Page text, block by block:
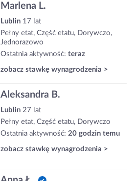
Marlena L.
Lublin 17 lat
Pełny etat, Część etatu, Dorywczo,
Jednorazowo
Ostatnia aktywność: teraz
zobacz stawkę wynagrodzenia >
Aleksandra B.
Lublin 27 lat
Pełny etat, Część etatu, Dorywczo
Ostatnia aktywność: 20 godzin temu
zobacz stawkę wynagrodzenia >